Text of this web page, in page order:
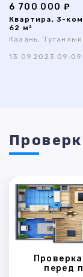
6 700 000 ₽
Квартира, 3-
62 м²
Казань, Туганлык
13.09.2023 09:09
перед